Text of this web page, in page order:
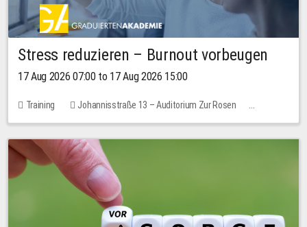
Stress reduzieren – Burnout vorbeugen
17 Aug 2026 07:00 to 17 Aug 2026 15:00
Training
Johannisstraße 13 – Auditorium Zur Rosen
1 place
10.00 EUR